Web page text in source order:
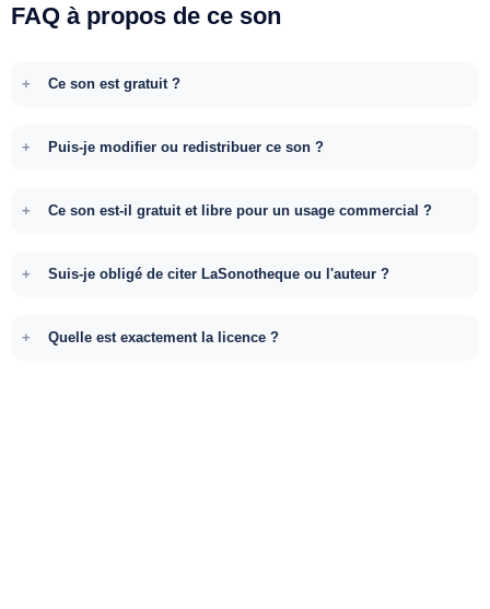
FAQ à propos de ce son
Ce son est gratuit ?
Puis-je modifier ou redistribuer ce son ?
Ce son est-il gratuit et libre pour un usage commercial ?
Suis-je obligé de citer LaSonotheque ou l'auteur ?
Quelle est exactement la licence ?